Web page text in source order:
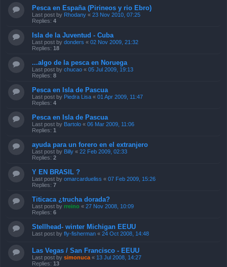
Pesca en España (Pirineos y rio Ebro)
Last post by Rhodany « 23 Nov 2010, 07:25
Replies: 4
Isla de la Juventud - Cuba
Last post by donders « 02 Nov 2009, 21:32
Replies: 18
...algo de la pesca en Noruega
Last post by chucao « 05 Jul 2009, 19:13
Replies: 8
Pesca en Isla de Pascua
Last post by Piedra Lisa « 01 Apr 2009, 11:47
Replies: 4
Pesca en Isla de Pascua
Last post by Bartolo « 06 Mar 2009, 11:06
Replies: 1
ayuda para un forero en el extranjero
Last post by Billy « 22 Feb 2009, 02:33
Replies: 2
Y EN BRASIL ?
Last post by omarcardueliss « 07 Feb 2009, 15:26
Replies: 7
Titicaca ¿trucha dorada?
Last post by rreino « 27 Nov 2008, 10:09
Replies: 6
Stellhead- winter Michigan EEUU
Last post by fly-fisherman « 24 Oct 2008, 14:48
Las Vegas / San Francisco - EEUU
Last post by simonuca « 13 Jul 2008, 14:27
Replies: 13